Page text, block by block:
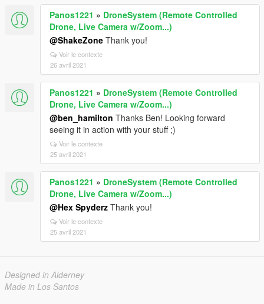
Panos1221 » DroneSystem (Remote Controlled
Drone, Live Camera w/Zoom...)
@ShakeZone Thank you!
Voir le contexte
26 avril 2021
Panos1221 » DroneSystem (Remote Controlled
Drone, Live Camera w/Zoom...)
@ben_hamilton Thanks Ben! Looking forward
seeing it in action with your stuff ;)
Voir le contexte
25 avril 2021
Panos1221 » DroneSystem (Remote Controlled
Drone, Live Camera w/Zoom...)
@Hex Spyderz Thank you!
Voir le contexte
25 avril 2021
Designed in Alderney
Made in Los Santos